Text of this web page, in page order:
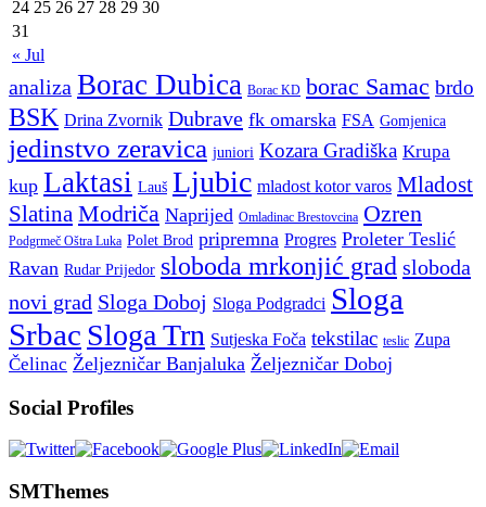
« Jul
24 25 26 27 28 29 30
31
analiza Borac Dubica Borac KD borac Samac brdo
BSK Drina Zvornik Dubrave fk omarska FSA Gomjenica
jedinstvo zeravica juniori Kozara Gradiška Krupa
kup Laktasi Lauš Ljubic mladost kotor varos Mladost
Slatina Modriča Naprijed Omladinac Brestovcina Ozren
Podgrmeč Oštra Luka Polet Brod pripremna Progres Proleter Teslić
Ravan Rudar Prijedor sloboda mrkonjić grad sloboda
novi grad Sloga Doboj Sloga Podgradci Sloga
Srbac Sloga Trn Sutjeska Foča tekstilac teslic Zupa
Čelinac Željezničar Banjaluka Željezničar Doboj
Social Profiles
SMThemes